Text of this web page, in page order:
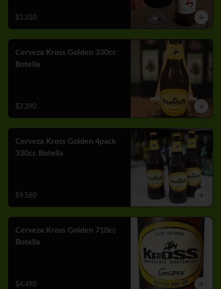
$3.310
Cerveza Kross Golden 330cc
Botella
$2.390
Cerveza Kross Golden 4pack
330cc Botella
$9.560
Cerveza Kross Golden 710cc
Botella
$4.490